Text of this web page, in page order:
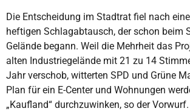
Die Entscheidung im Stadtrat fiel nach
heftigen Schlagabtausch, der schon beim
Gelände begann. Weil die Mehrheit das
alten Industriegelände mit 21 zu 14
Jahr verschob, witterten SPD und Grüne
Plan für ein E-Center und Wohnungen
„Kaufland“ durchzuwinken, so der Vorwurf.